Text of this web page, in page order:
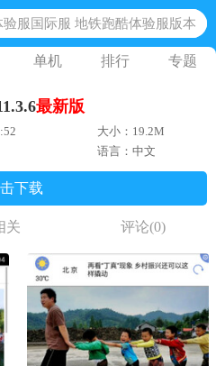
服国际服 地铁跑酷体验服版本
游正版 点亮星空共庆周年
蛋仔派对体验服
奇 正版奥特曼游戏
单机 排行 专题
最新版
大小：19.2M
语言：中文
下载
关 评论(0)